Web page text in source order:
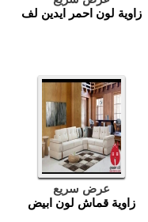
زاوية لون احمر ايدين لف
عرض سريع
زاوية قماش لون ابيض